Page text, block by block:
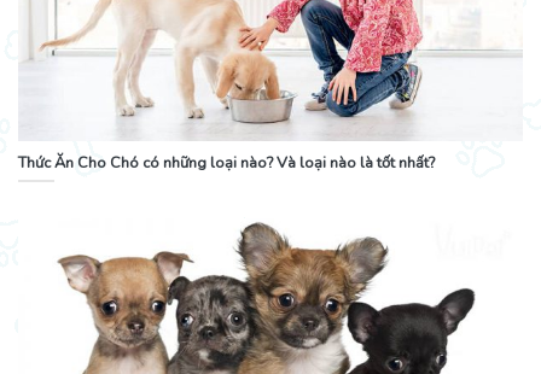
Thức Ăn Cho Chó có những loại nào? Và loại nào là tốt nhất?